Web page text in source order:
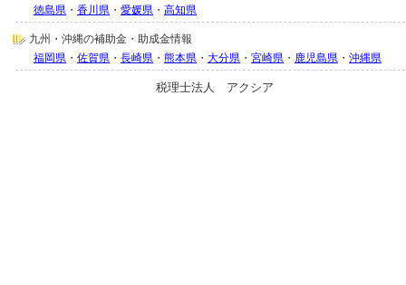
徳島県 ・ 香川県 ・ 愛媛県 ・ 高知県
九州・沖縄の補助金・助成金情報
福岡県 ・ 佐賀県 ・ 長崎県 ・ 熊本県 ・ 大分県 ・ 宮崎県 ・ 鹿児島県 ・ 沖縄県
税理士法人 アクシア